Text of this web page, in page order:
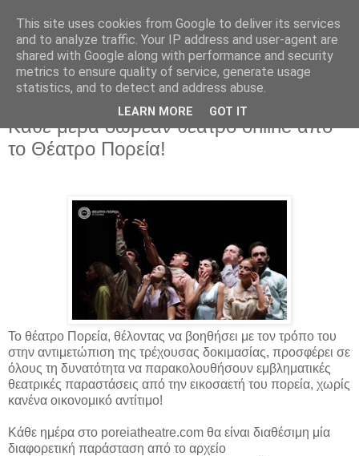
Κυριακή 22 Μαρτίου 2020
Κάθε μέρα δωρεάν θέατρο online από
το Θέατρο Πορεία!
Το θέατρο Πορεία, θέλοντας να βοηθήσει με τον τρόπο του
στην αντιμετώπιση της τρέχουσας δοκιμασίας, προσφέρει σε
όλους τη δυνατότητα να παρακολουθήσουν εμβληματικές
θεατρικές παραστάσεις από την εικοσαετή του πορεία, χωρίς
κανένα οικονομικό αντίτιμο!
Κάθε ημέρα στο poreiatheatre.com θα είναι διαθέσιμη μία
διαφορετική παράσταση από το αρχείο
This site uses cookies from Google to deliver its services
and to analyze traffic. Your IP address and user-agent are
shared with Google along with performance and security
metrics to ensure quality of service, generate usage
statistics, and to detect and address abuse.
LEARN MORE GOT IT